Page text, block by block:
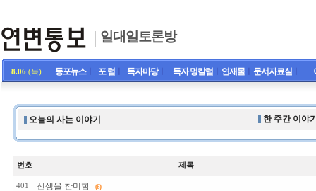
일대일토론방
8.06 (목) 동포뉴스ㅣ 포 럼 독자마당ㅣ 독자 명칼럼 연재물ㅣ 문서자료실
오늘의 사는 이야기 한 주간 이야
번호 제목
401 선생을 찬미함 (6)